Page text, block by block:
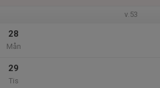
v.53
28
Mån
29
Tis